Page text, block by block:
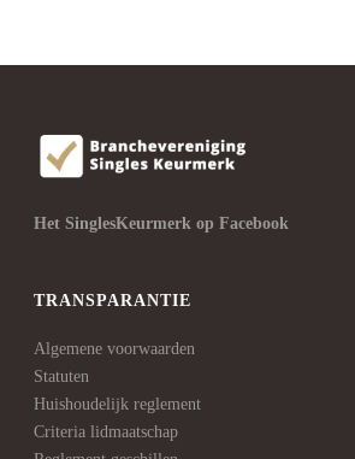
Het SinglesKeurmerk op Facebook
TRANSPARANTIE
Algemene voorwaarden
Statuten
Huishoudelijk reglement
Criteria lidmaatschap